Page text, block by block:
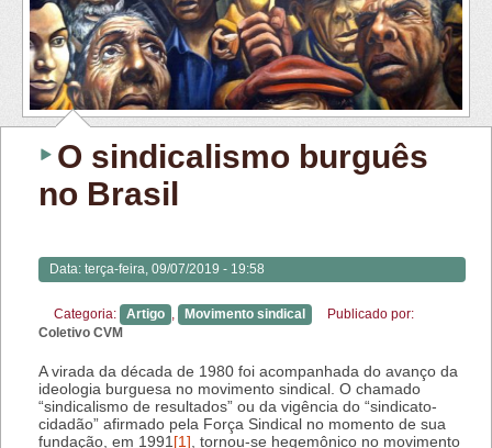
O sindicalismo burguês
no Brasil
Data: terça-feira, 09/07/2019 - 19:58
Categoria: Artigo Movimento sindical
Publicado por:
Coletivo CVM
A virada da década de 1980 foi acompanhada do avanço da
ideologia burguesa no movimento sindical. O chamado
“sindicalismo de resultados” ou da vigência do “sindicato-
cidadão” afirmado pela Força Sindical no momento de sua
fundação, em 1991 [1] , tornou-se hegemônico no movimento